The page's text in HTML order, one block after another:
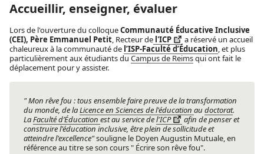
Accueillir, enseigner, évaluer
Lors de l'ouverture du colloqueCommunauté Éducative Inclusive
(CEI), Père Emmanuel Petit, Recteur de l'ICP
a réservé un accueil
chaleureux à la communauté de l’ISP-Faculté d’Éducation, et plus
particulièrement aux étudiants du Campus de Reimsqui ont fait le
déplacement pour y assister.
" Mon rêve fou : tous ensemble faire preuve de la transformation
du monde, de laLicence en Sciences de l'éducation au doctorat.
LaFaculté d’Éducation est au service del'ICP
afin de penser et
construire l'éducation inclusive, être plein de sollicitude et
atteindre l'excellence"souligne le Doyen Augustin Mutuale, en
référence au titre se son cours " Écrire son rêve fou".